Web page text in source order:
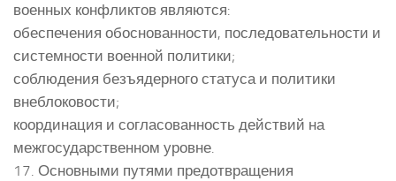
военных конфликтов являются:
обеспечения обоснованности, последовательности и
системности военной политики;
соблюдения безъядерного статуса и политики
внеблоковости;
координация и согласованность действий на
межгосударственном уровне.
17. Основными путями предотвращения